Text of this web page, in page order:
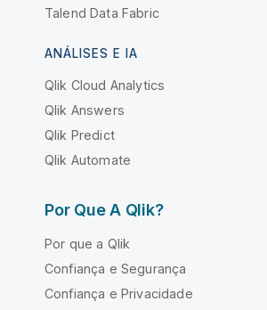
Talend Data Fabric
ANÁLISES E IA
Qlik Cloud Analytics
Qlik Answers
Qlik Predict
Qlik Automate
Por Que A Qlik?
Por que a Qlik
Confiança e Segurança
Confiança e Privacidade